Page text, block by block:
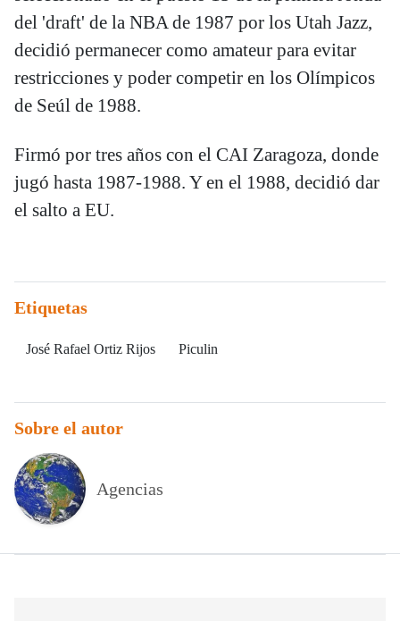
del 'draft' de la NBA de 1987 por los Utah Jazz,
decidió permanecer como amateur para evitar
restricciones y poder competir en los Olímpicos
de Seúl de 1988.
Firmó por tres años con el CAI Zaragoza, donde
jugó hasta 1987-1988. Y en el 1988, decidió dar
el salto a EU.
Etiquetas
José Rafael Ortiz Rijos Piculin
Sobre el autor
Agencias